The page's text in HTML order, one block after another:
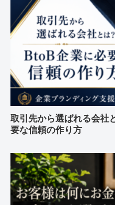
取引先から選ばれる会社
要な信頼の作り方